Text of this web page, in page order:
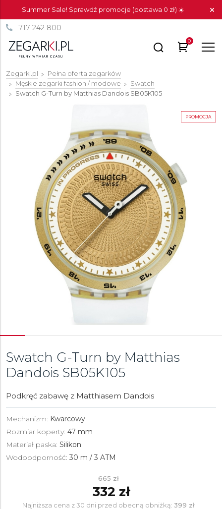
Summer Sale! Sprawdź promocje (dostawa 0 zł) ☀️
717 242 800
0
Zegarki.pl
Pełna oferta zegarków
Męskie zegarki fashion / modowe
Swatch
Swatch G-Turn by Matthias Dandois SB05K105
PROMOCJA
Swatch G-Turn by Matthias
Dandois SB05K105
Podkręć zabawę z Matthiasem Dandois
Mechanizm: Kwarcowy
Rozmiar koperty: 47 mm
Materiał paska: Silikon
Wodoodporność: 30 m / 3 ATM
665 zł
332 zł
Najniższa cena z 30 dni przed obecną obniżką: 399 zł